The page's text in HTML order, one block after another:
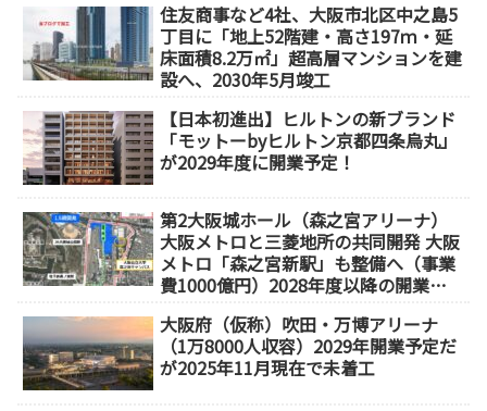
住友商事など4社、大阪市北区中之島5
丁目に「地上52階建・高さ197ｍ・延
床面積8.2万㎡」超高層マンションを建
設へ、2030年5月竣工
【日本初進出】ヒルトンの新ブランド
「モットーbyヒルトン京都四条烏丸」
が2029年度に開業予定！
第2大阪城ホール（森之宮アリーナ）
大阪メトロと三菱地所の共同開発 大阪
メトロ「森之宮新駅」も整備へ（事業
費1000億円）2028年度以降の開業
大阪府（仮称）吹田・万博アリーナ
（1万8000人収容）2029年開業予定だ
が2025年11月現在で未着工